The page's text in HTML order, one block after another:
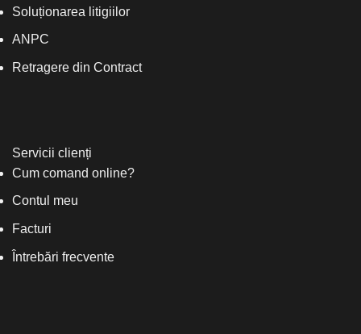
Soluționarea litigiilor
ANPC
Retragere din Contract
Servicii clienți
Cum comand online?
Contul meu
Facturi
Întrebări frecvente